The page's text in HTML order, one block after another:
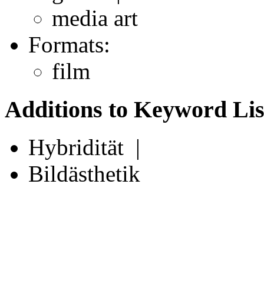
media art
Formats:
film
Additions to Keyword
Hybridität |
Bildästhetik